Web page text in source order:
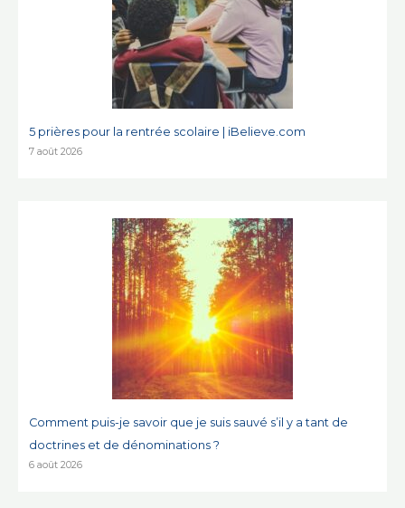
5 prières pour la rentrée scolaire | iBelieve.com
7 août 2026
Comment puis-je savoir que je suis sauvé s’il y a tant de
doctrines et de dénominations ?
6 août 2026